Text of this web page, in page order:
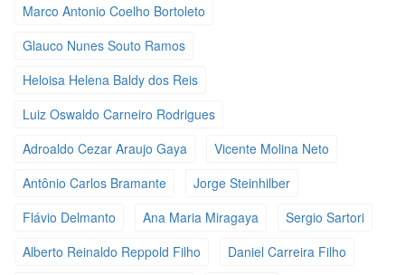
Marco Antonio Coelho Bortoleto
Glauco Nunes Souto Ramos
Heloisa Helena Baldy dos Reis
Luiz Oswaldo Carneiro Rodrigues
Adroaldo Cezar Araujo Gaya
Vicente Molina Neto
Antônio Carlos Bramante
Jorge Steinhilber
Flávio Delmanto
Ana Maria Miragaya
Sergio Sartori
Alberto Reinaldo Reppold Filho
Daniel Carreira Filho